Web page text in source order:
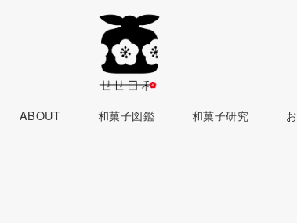
ABOUT 和菓子図鑑 和菓子研究